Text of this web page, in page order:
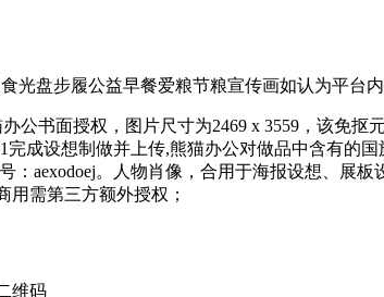
盘步履公益早餐爱粮节粮宣传画如认为平台
面授权，图片尺寸为2469 x 3559，该免抠
成设想制做并上传,熊猫办公对做品中含有的
aexodoej。人物肖像，合用于海报设想、展
用需第三方额外授权；